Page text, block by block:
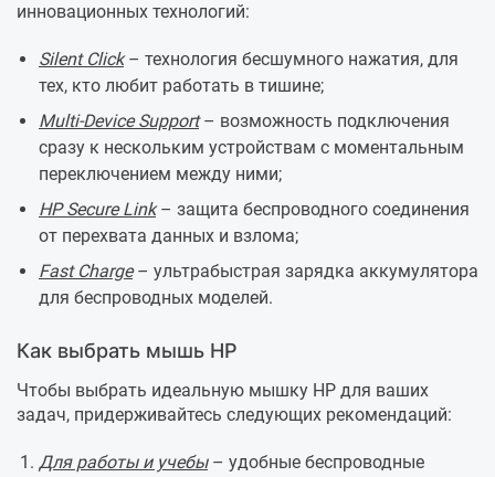
инновационных технологий:
Silent Click– технология бесшумного нажатия, для
тех, кто любит работать в тишине;
Multi-Device Support– возможность подключения
сразу к нескольким устройствам с моментальным
переключением между ними;
HP Secure Link– защита беспроводного соединения
от перехвата данных и взлома;
Fast Charge– ультрабыстрая зарядка аккумулятора
для беспроводных моделей.
Как выбрать мышь HP
Чтобы выбрать идеальную мышку HP для ваших
задач, придерживайтесь следующих рекомендаций:
Для работы и учебы– удобные беспроводные